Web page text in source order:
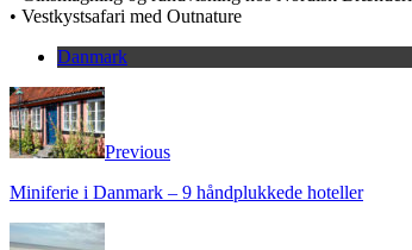
• Vestkystsafari med Outnature
Danmark
Previous
Miniferie i Danmark – 9 håndplukkede hoteller